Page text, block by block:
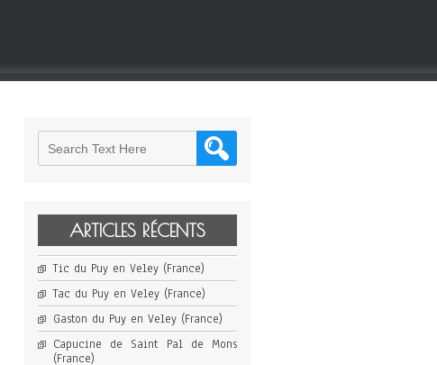
ARTICLES RÉCENTS
Tic du Puy en Veley (France)
Tac du Puy en Veley (France)
Gaston du Puy en Veley (France)
Capucine de Saint Pal de Mons
(France)